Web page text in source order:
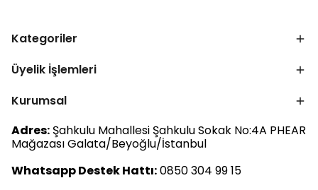
Kategoriler
Üyelik İşlemleri
Kurumsal
Adres: Şahkulu Mahallesi Şahkulu Sokak No:4A PHEAR
Mağazası Galata/Beyoğlu/İstanbul
Whatsapp Destek Hattı:0850 304 99 15